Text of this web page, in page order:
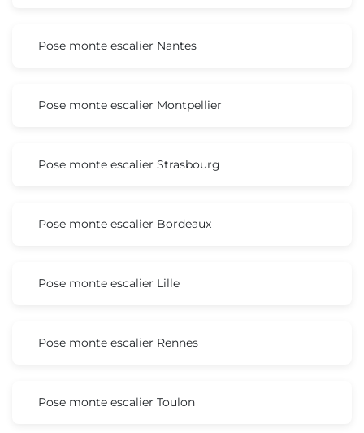
Pose monte escalier Nantes
Pose monte escalier Montpellier
Pose monte escalier Strasbourg
Pose monte escalier Bordeaux
Pose monte escalier Lille
Pose monte escalier Rennes
Pose monte escalier Toulon